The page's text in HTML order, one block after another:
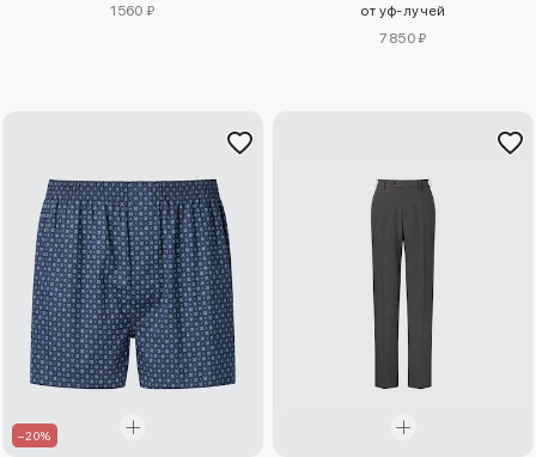
1560 ₽
от уф-лучей
7850 ₽
–20%